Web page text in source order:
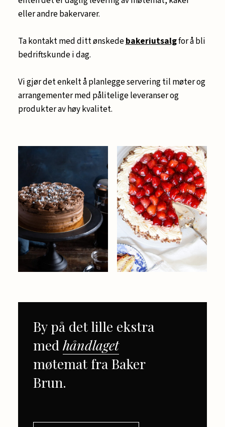
eller andre bakervarer.
Ta kontakt med ditt ønskedebakeriutsalgfor å bli
bedriftskunde i dag.
Vi gjør det enkelt å planlegge servering til møter og
arrangementer med pålitelige leveranser og
produkter av høy kvalitet.
By på det lille ekstra
med håndlaget
møtemat fra Baker
Brun.